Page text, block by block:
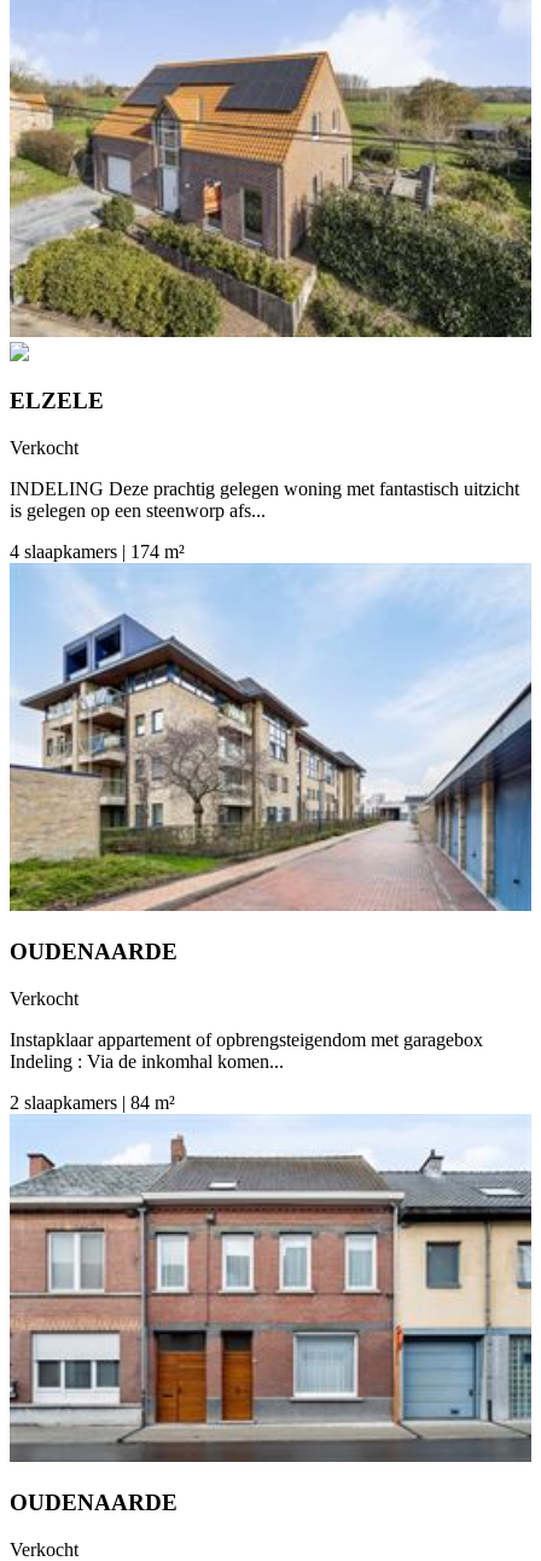
ELZELE
Verkocht
INDELING Deze prachtig gelegen woning met fantastisch uitzicht
is gelegen op een steenworp afs...
4 slaapkamers | 174 m²
OUDENAARDE
Verkocht
Instapklaar appartement of opbrengsteigendom met garagebox
Indeling : Via de inkomhal komen...
2 slaapkamers | 84 m²
OUDENAARDE
Verkocht